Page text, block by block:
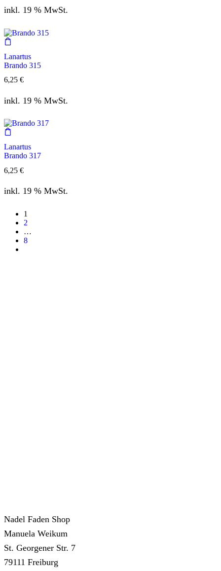
inkl. 19 % MwSt.
Lanartus
Brando 315
6,25 €
inkl. 19 % MwSt.
Lanartus
Brando 317
6,25 €
inkl. 19 % MwSt.
1
2
…
8
Nadel Faden Shop
Manuela Weikum
St. Georgener Str. 7
79111 Freiburg